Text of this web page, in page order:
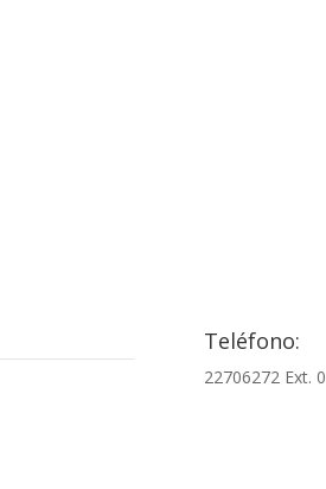
Teléfono:
22706272 Ext. 0